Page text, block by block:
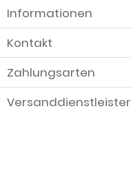
Informationen
Kontakt
Zahlungsarten
Versanddienstleister